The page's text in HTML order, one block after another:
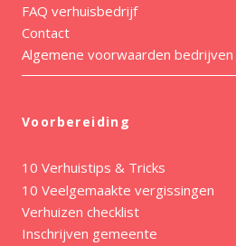
FAQ verhuisbedrijf
Contact
Algemene voorwaarden bedrijven
Voorbereiding
10 Verhuistips & Tricks
10 Veelgemaakte vergissingen
Verhuizen checklist
Inschrijven gemeente